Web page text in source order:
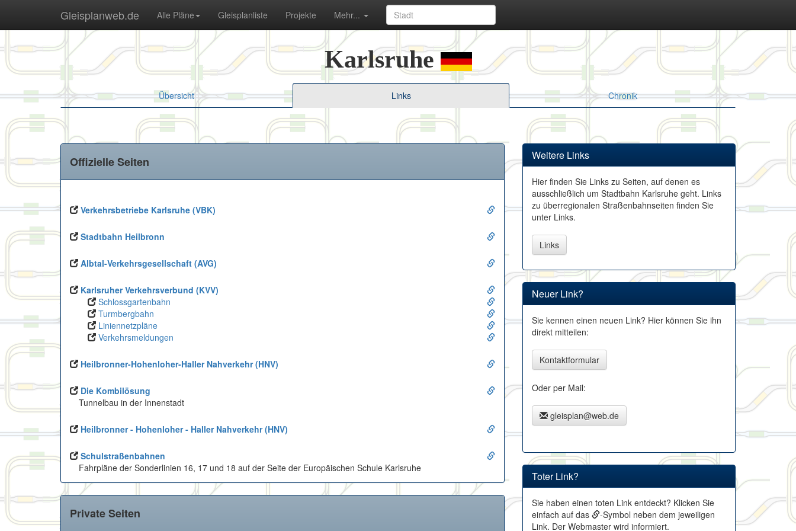
Gleisplanweb.de Alle Pläne Gleisplanliste Projekte Mehr...
Karlsruhe
Übersicht Links Chronik
Offizielle Seiten
Verkehrsbetriebe Karlsruhe (VBK)
Stadtbahn Heilbronn
Albtal-Verkehrsgesellschaft (AVG)
Karlsruher Verkehrsverbund (KVV)
Schlossgartenbahn
Turmbergbahn
Liniennetzpläne
Verkehrsmeldungen
Heilbronner-Hohenloher-Haller Nahverkehr (HNV)
Die Kombilösung
Tunnelbau in der Innenstadt
Heilbronner - Hohenloher - Haller Nahverkehr (HNV)
Schulstraßenbahnen
Fahrpläne der Sonderlinien 16, 17 und 18 auf der Seite der Europäischen Schule Karlsruhe
Private Seiten
Weitere Links
Hier finden Sie Links zu Seiten, auf denen es
ausschließlich um Stadtbahn Karlsruhe geht. Links
zu überregionalen Straßenbahnseiten finden Sie
unter Links.
Links
Neuer Link?
Sie kennen einen neuen Link? Hier können Sie ihn
direkt mitteilen:
Kontaktformular
Oder per Mail:
gleisplan@web.de
Toter Link?
Sie haben einen toten Link entdeckt? Klicken Sie
einfach auf das
-Symbol neben dem jeweiligen
Link. Der Webmaster wird informiert.